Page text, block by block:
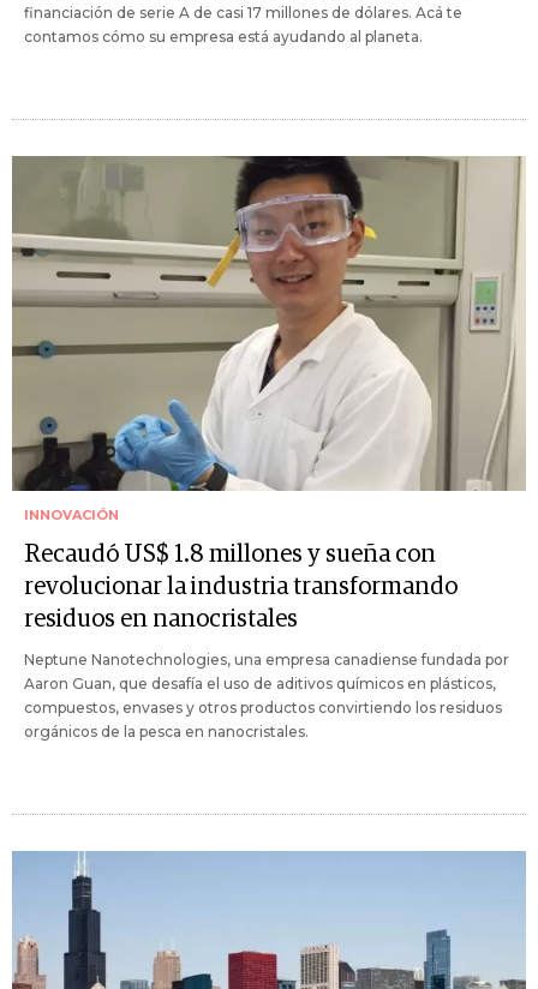
financiación de serie A de casi 17 millones de dólares. Acá te
contamos cómo su empresa está ayudando al planeta.
INNOVACIÓN
Recaudó US$ 1.8 millones y sueña con
revolucionar la industria transformando
residuos en nanocristales
Neptune Nanotechnologies, una empresa canadiense fundada por
Aaron Guan, que desafía el uso de aditivos químicos en plásticos,
compuestos, envases y otros productos convirtiendo los residuos
orgánicos de la pesca en nanocristales.